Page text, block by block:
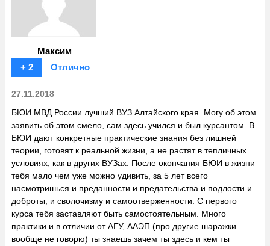
Максим
+ 2
Отлично
27.11.2018
БЮИ МВД России лучший ВУЗ Алтайского края. Могу об этом
заявить об этом смело, сам здесь учился и был курсантом. В
БЮИ дают конкретные практические знания без лишней
теории, готовят к реальной жизни, а не растят в тепличных
условиях, как в других ВУЗах. После окончания БЮИ в жизни
тебя мало чем уже можно удивить, за 5 лет всего
насмотришься и преданности и предательства и подлости и
доброты, и сволочизму и самоотверженности. С первого
курса тебя заставляют быть самостоятельным. Много
практики и в отличии от АГУ, ААЭП (про другие шаражки
вообще не говорю) ты знаешь зачем ты здесь и кем ты